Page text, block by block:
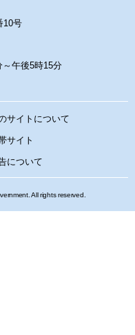
10号
午後5時15分
サイトについて
サイト
について
All rights reserved.